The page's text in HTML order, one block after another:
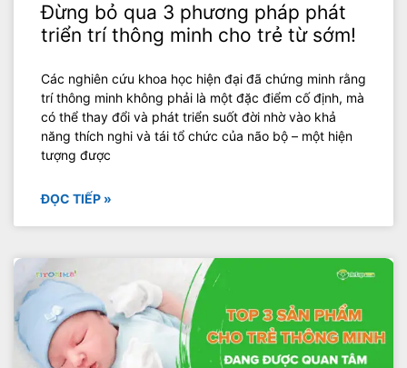
Đừng bỏ qua 3 phương pháp phát
triển trí thông minh cho trẻ từ sớm!
Các nghiên cứu khoa học hiện đại đã chứng minh rằng
trí thông minh không phải là một đặc điểm cố định, mà
có thể thay đổi và phát triển suốt đời nhờ vào khả
năng thích nghi và tái tổ chức của não bộ – một hiện
tượng được
ĐỌC TIẾP »